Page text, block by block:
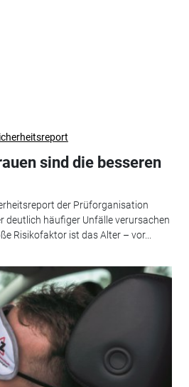
sind die besseren
der Prüforganisation
deutlich häufiger Unfälle verursachen
Risikofaktor ist das Alter – vor...